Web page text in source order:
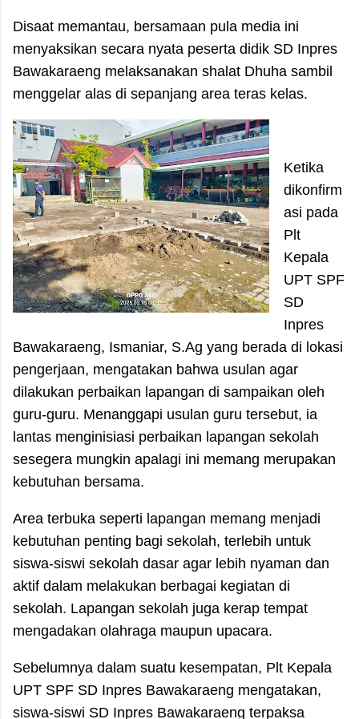
Disaat memantau, bersamaan pula media ini
menyaksikan secara nyata peserta didik SD Inpres
Bawakaraeng melaksanakan shalat Dhuha sambil
menggelar alas di sepanjang area teras kelas.
Ketika
dikonfirm
asi pada
Plt
Kepala
UPT SPF
SD
Inpres
Bawakaraeng, Ismaniar, S.Ag yang berada di lokasi
pengerjaan, mengatakan bahwa usulan agar
dilakukan perbaikan lapangan di sampaikan oleh
guru-guru. Menanggapi usulan guru tersebut, ia
lantas menginisiasi perbaikan lapangan sekolah
sesegera mungkin apalagi ini memang merupakan
kebutuhan bersama.
Area terbuka seperti lapangan memang menjadi
kebutuhan penting bagi sekolah, terlebih untuk
siswa-siswi sekolah dasar agar lebih nyaman dan
aktif dalam melakukan berbagai kegiatan di
sekolah. Lapangan sekolah juga kerap tempat
mengadakan olahraga maupun upacara.
Sebelumnya dalam suatu kesempatan, Plt Kepala
UPT SPF SD Inpres Bawakaraeng mengatakan,
siswa-siswi SD Inpres Bawakaraeng terpaksa